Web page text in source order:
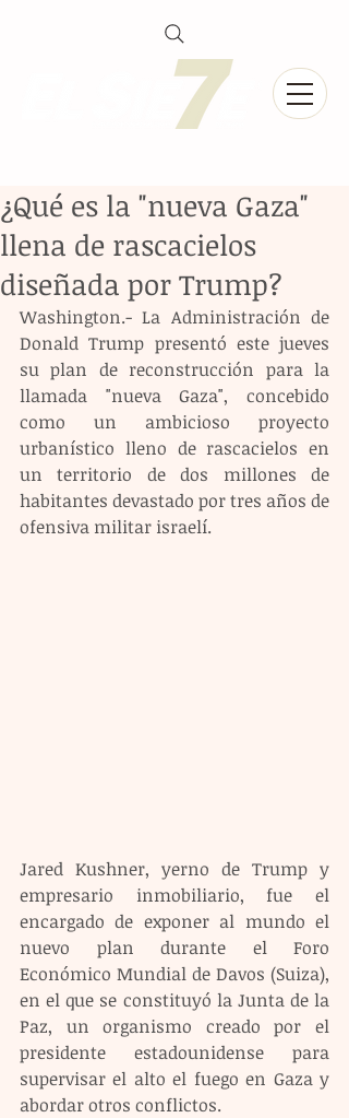
¿Qué es la "nueva Gaza"
llena de rascacielos
diseñada por Trump?
Washington.- La Administración de
Donald Trump presentó este jueves
su plan de reconstrucción para la
llamada "nueva Gaza", concebido
como un ambicioso proyecto
urbanístico lleno de rascacielos en
un territorio de dos millones de
habitantes devastado por tres años de
ofensiva militar israelí.
Jared Kushner, yerno de Trump y
empresario inmobiliario, fue el
encargado de exponer al mundo el
nuevo plan durante el Foro
Económico Mundial de Davos (Suiza),
en el que se constituyó la Junta de la
Paz, un organismo creado por el
presidente estadounidense para
supervisar el alto el fuego en Gaza y
abordar otros conflictos.